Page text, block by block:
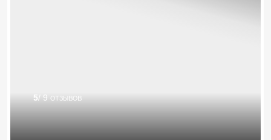
5/ 9 отзывов